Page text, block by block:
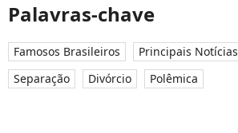
Palavras-chave
Famosos Brasileiros Principais Notícias
Separação
Divórcio Polêmica